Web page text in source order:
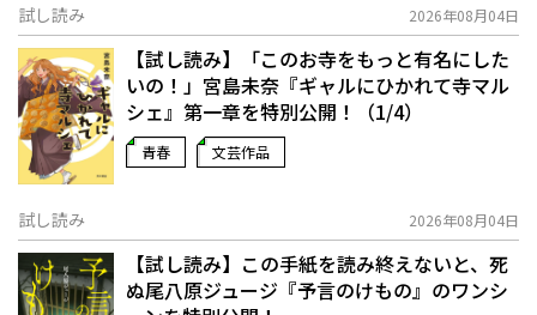
試し読み 2026年08月04日
【試し読み】「このお寺をもっと有名にした
いの！」宮島未奈『ギャルにひかれて寺マル
シェ』第一章を特別公開！（1/4）
青春 文芸作品
試し読み 2026年08月04日
【試し読み】この手紙を読み終えないと、死
ぬ――尾八原ジュージ『予言のけもの』のワンシ